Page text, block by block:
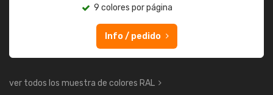
9 colores por página
Info / pedido
ver todos los muestra de colores RAL